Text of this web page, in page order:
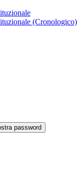
(Cronologico)
password